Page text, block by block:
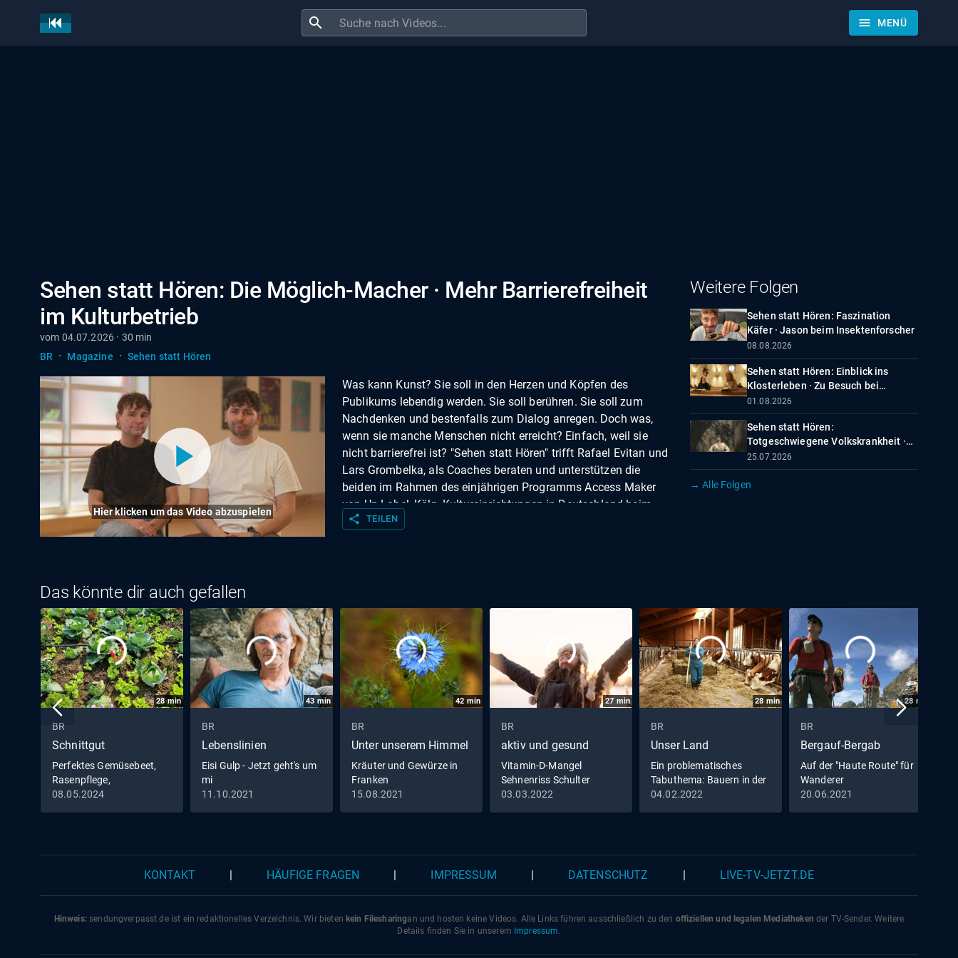
search menu MENÜ
Sehen statt Hören: Die Möglich-Macher · Mehr Barrierefreiheit
im Kulturbetrieb
vom 04.07.2026 · 30 min
BR
· Magazine · Sehen statt Hören
Hier klicken um das Video abzuspielen
Was kann Kunst? Sie soll in den Herzen und Köpfen des
Publikums lebendig werden. Sie soll berühren. Sie soll zum
Nachdenken und bestenfalls zum Dialog anregen. Doch was,
wenn sie manche Menschen nicht erreicht? Einfach, weil sie
nicht barrierefrei ist? "Sehen statt Hören" trifft Rafael Evitan und
Lars Grombelka, als Coaches beraten und unterstützen die
beiden im Rahmen des einjährigen Programms Access Maker
von Un-Label, Köln, Kultureinrichtungen in Deutschland beim
Umbau zu mehr Barrierefreiheit.
share TEILEN
Weitere Folgen
Sehen statt Hören: Faszination
Käfer · Jason beim Insektenforscher
08.08.2026
Sehen statt Hören: Einblick ins
Klosterleben · Zu Besuch bei
Ordensfrauen
01.08.2026
Sehen statt Hören:
Totgeschwiegene Volkskrankheit ·
Depression und Burnout
25.07.2026
→ Alle Folgen
Das könnte dir auch gefallen
28min
BR
Schnittgut
Perfektes Gemüsebeet,
Rasenpflege,
Bodendämpfer
08.05.2024
43 min
BR
Lebenslinien
Eisi Gulp - Jetzt geht's um
mi
11.10.2021
42 min
BR
Unter unserem Himmel
Kräuter und Gewürze in
Franken
15.08.2021
27 min
BR
aktiv und gesund
Vitamin-D-Mangel
Sehnenriss Schulter
Meditation to go
03.03.2022
28 min
BR
Unser Land
Ein problematisches
Tabuthema: Bauern in der
Psycho-Krise
04.02.2022
28 min
BR
Bergauf-Bergab
Auf der "Haute Route" für
Wanderer
20.06.2021
KONTAKT HÄUFIGE FRAGEN IMPRESSUM DATENSCHUTZ LIVE-TV-JETZT.DE
Hinweis:sendungverpasst.deist ein redaktionelles Verzeichnis. Wir bieten kein Filesharingan und hosten keine Videos. Alle Links führen ausschließlich zu den offiziellen und legalen Mediatheken der TV-Sender. Weitere
Details finden Sie in unserem Impressum.